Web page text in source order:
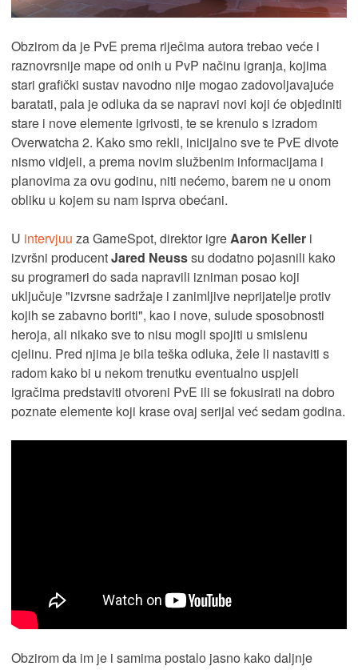
Obzirom da je PvE prema riječima autora trebao veće i
raznovrsnije mape od onih u PvP načinu igranja, kojima
stari grafički sustav navodno nije mogao zadovoljavajuće
baratati, pala je odluka da se napravi novi koji će objediniti
stare i nove elemente igrivosti, te se krenulo s izradom
Overwatcha 2. Kako smo rekli, inicijalno sve te PvE divote
nismo vidjeli, a prema novim službenim informacijama i
planovima za ovu godinu, niti nećemo, barem ne u onom
obliku u kojem su nam isprva obećani.
U intervjuu za GameSpot, direktor igreAaron Keller i
izvršni producentJared Neusssu dodatno pojasnili kako
su programeri do sada napravili izniman posao koji
uključuje "izvrsne sadržaje i zanimljive neprijatelje protiv
kojih se zabavno boriti", kao i nove, sulude sposobnosti
heroja, ali nikako sve to nisu mogli spojiti u smislenu
cjelinu. Pred njima je bila teška odluka, žele li nastaviti s
radom kako bi u nekom trenutku eventualno uspjeli
igračima predstaviti otvoreni PvE ili se fokusirati na dobro
poznate elemente koji krase ovaj serijal već sedam godina.
Obzirom da im je i samima postalo jasno kako daljnje